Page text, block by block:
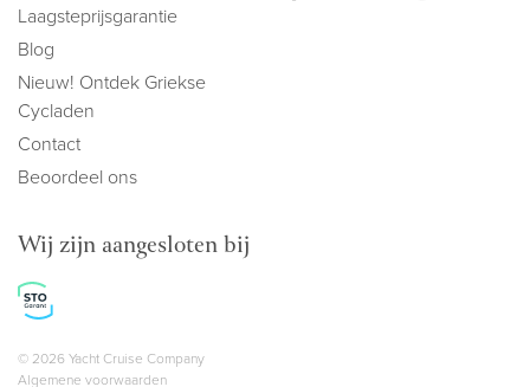
Laagsteprijsgarantie
Blog
Nieuw! Ontdek Griekse
Cycladen
Contact
Beoordeel ons
Wij zijn aangesloten bij
Copyright navigation
© 2026 Yacht Cruise Company
Algemene voorwaarden